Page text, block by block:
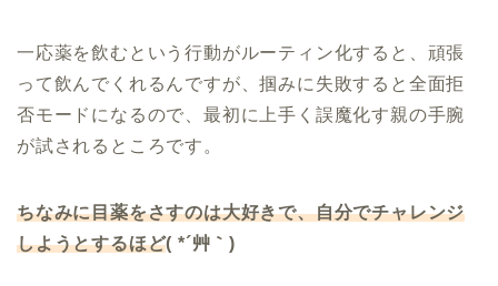
一応薬を飲むという行動がルーティン化すると、頑張
って飲んでくれるんですが、掴みに失敗すると全面拒
否モードになるので、最初に上手く誤魔化す親の手腕
が試されるところです。
ちなみに目薬をさすのは大好きで、自分でチャレンジ
しようとするほど( *´艸｀)